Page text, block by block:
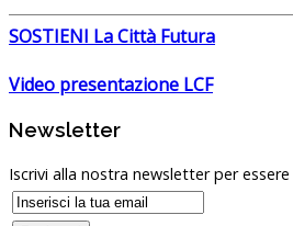
SOSTIENI La Città Futura
Video presentazione LCF
Newsletter
Iscrivi alla nostra newsletter per